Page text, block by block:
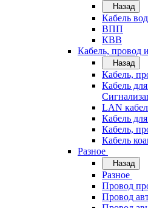
Назад
Кабель
ВПП
КВВ
Кабель, провод
Назад
Кабель,
Кабель
LAN
Кабель
Кабель,
Кабель
Разное
Назад
Разное
Провод
Провод